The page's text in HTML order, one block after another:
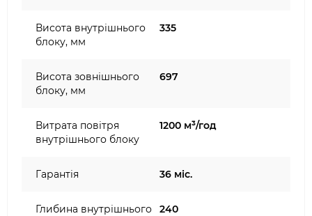
Висота внутрішнього
блоку, мм
335
Висота зовнішнього
блоку, мм
697
Витрата повітря
внутрішнього блоку
1200 м³/год
Гарантія 36 міс.
Глибина внутрішнього
240